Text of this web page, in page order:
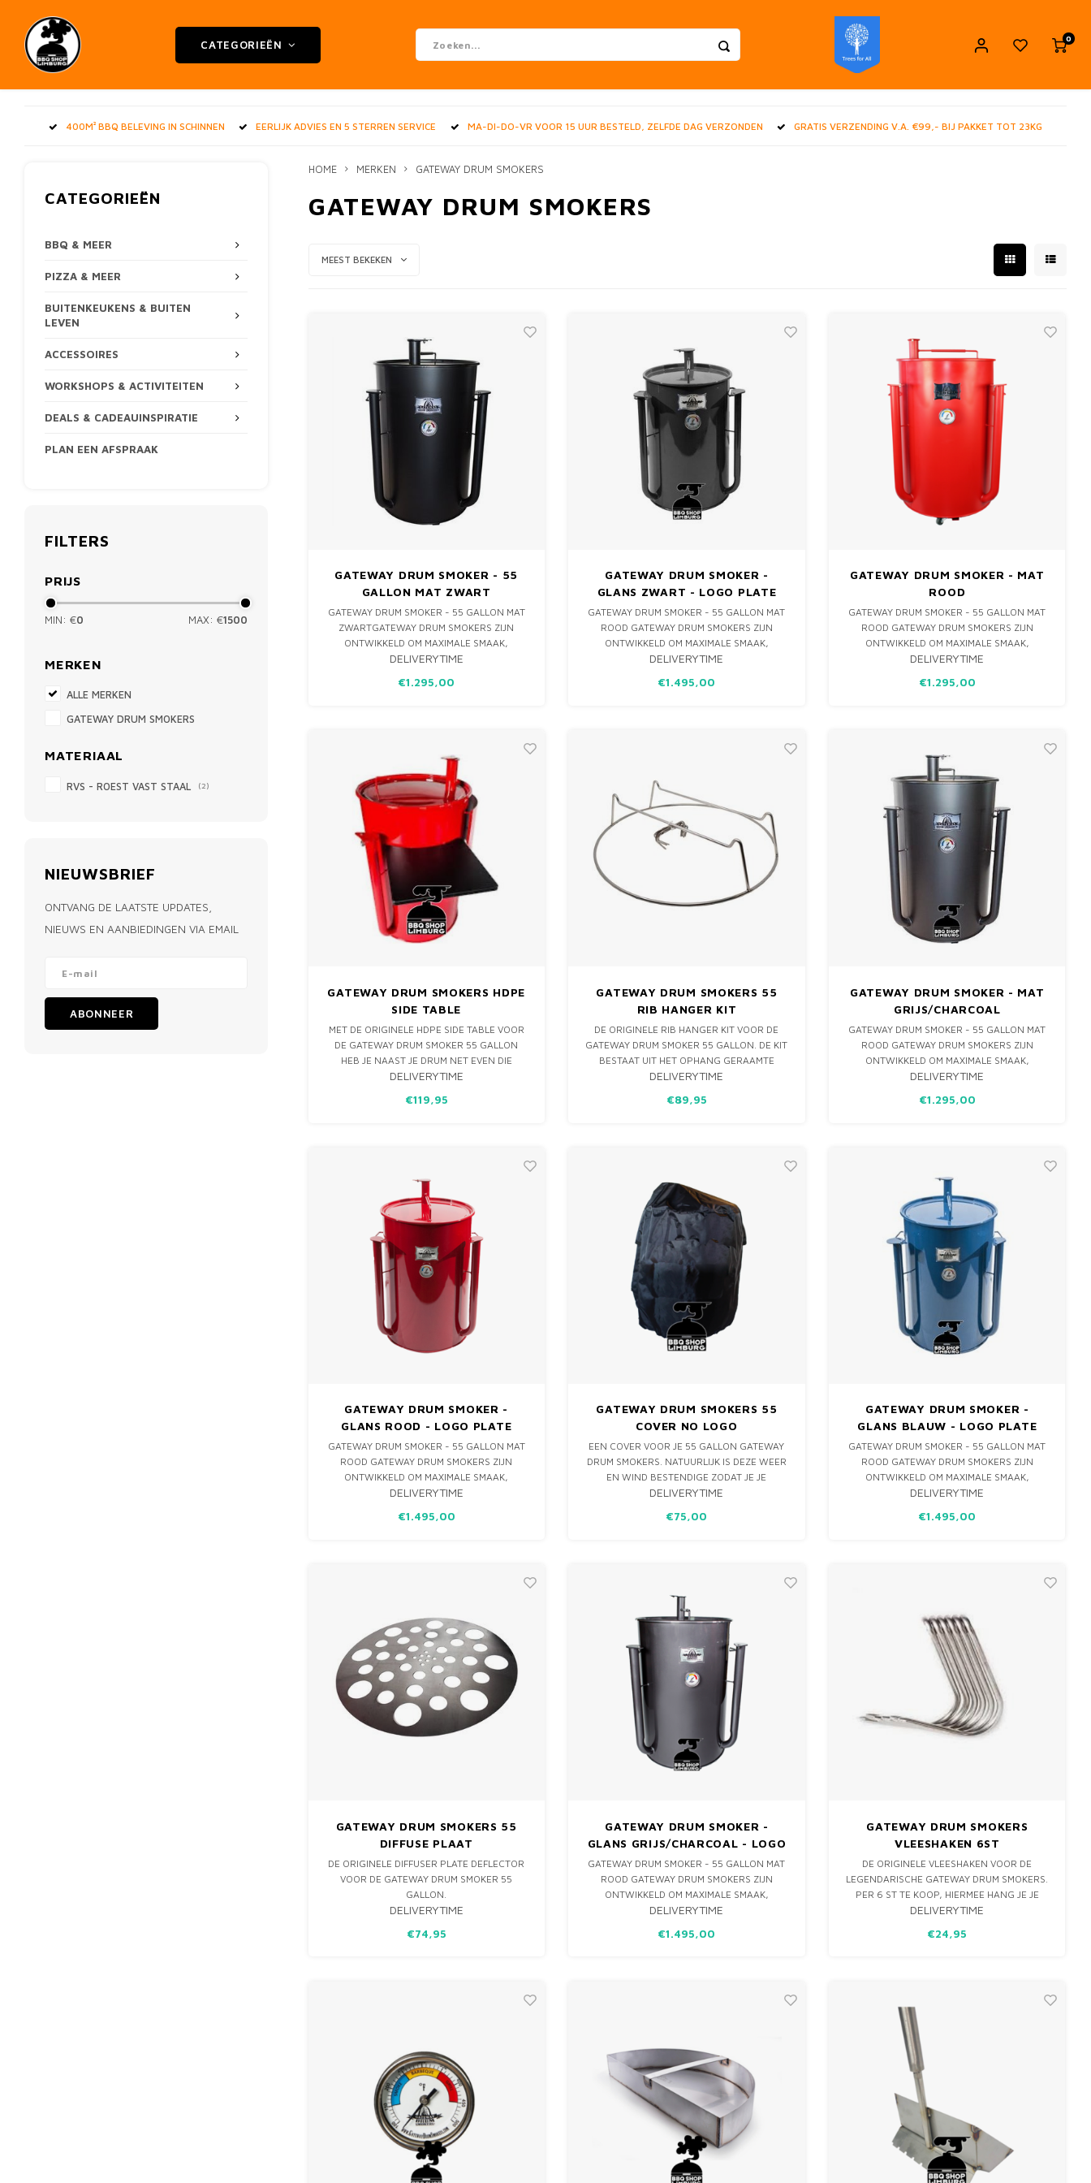
CATEGORIEËN
0
400M² BBQ BELEVING IN SCHINNEN EERLIJK ADVIES EN 5 STERREN SERVICE MA-DI-DO-VR VOOR 15 UUR BESTELD, ZELFDE DAG VERZONDEN GRATIS VERZENDING V.A. €99,- BIJ PAKKET TOT 23KG
CATEGORIEËN
BBQ & MEER
PIZZA & MEER
BUITENKEUKENS & BUITEN
LEVEN
ACCESSOIRES
WORKSHOPS & ACTIVITEITEN
DEALS & CADEAUINSPIRATIE
PLAN EEN AFSPRAAK
FILTERS
PRIJS
MIN: €0 MAX: €1500
MERKEN
ALLE MERKEN
GATEWAY DRUM SMOKERS
MATERIAAL
RVS - ROEST VAST STAAL (2)
NIEUWSBRIEF
ONTVANG DE LAATSTE UPDATES,
NIEUWS EN AANBIEDINGEN VIA EMAIL
ABONNEER
HOME MERKEN GATEWAY DRUM SMOKERS
GATEWAY DRUM SMOKERS
MEEST BEKEKEN
GATEWAY DRUM SMOKER - 55
GALLON MAT ZWART
GATEWAY DRUM SMOKER - 55 GALLON MAT
ZWARTGATEWAY DRUM SMOKERS ZIJN
ONTWIKKELD OM MAXIMALE SMAAK,
SAPPIGHEID & MALSHEID TE HALEN UIT JE
ONOVERTROFFEN ONTWERP VAN DE
DELIVERYTIME
€1.295,00
GATEWAY DRUM SMOKER -
GLANS ZWART - LOGO PLATE
GATEWAY DRUM SMOKER - 55 GALLON MAT
ROOD GATEWAY DRUM SMOKERS ZIJN
ONTWIKKELD OM MAXIMALE SMAAK,
SAPPIGHEID & MALSHEID TE HALEN UIT JE
ONOVERTROFFEN ONTWERP VAN DE
DELIVERYTIME
€1.495,00
GATEWAY DRUM SMOKER - MAT
ROOD
GATEWAY DRUM SMOKER - 55 GALLON MAT
ROOD GATEWAY DRUM SMOKERS ZIJN
ONTWIKKELD OM MAXIMALE SMAAK,
SAPPIGHEID & MALSHEID TE HALEN UIT JE
ONOVERTROFFEN ONTWERP VAN DE
DELIVERYTIME
€1.295,00
GATEWAY DRUM SMOKERS HDPE
SIDE TABLE
MET DE ORIGINELE HDPE SIDE TABLE VOOR
DE GATEWAY DRUM SMOKER 55 GALLON
HEB JE NAAST JE DRUM NET EVEN DIE
AFZETRUIMTE VOOR JE THERMOMETERS,
DELIVERYTIME
€119,95
GATEWAY DRUM SMOKERS 55
RIB HANGER KIT
DE ORIGINELE RIB HANGER KIT VOOR DE
GATEWAY DRUM SMOKER 55 GALLON. DE KIT
BESTAAT UIT HET OPHANG GERAAMTE
WAAR JE IN TWEE RIJEN RIBBEN, MAAR OOK
AAN OP KUNT HANGEN. NATUURLIJK
DELIVERYTIME
€89,95
GATEWAY DRUM SMOKER - MAT
GRIJS/CHARCOAL
GATEWAY DRUM SMOKER - 55 GALLON MAT
ROOD GATEWAY DRUM SMOKERS ZIJN
ONTWIKKELD OM MAXIMALE SMAAK,
SAPPIGHEID & MALSHEID TE HALEN UIT JE
ONOVERTROFFEN ONTWERP VAN DE
DELIVERYTIME
€1.295,00
GATEWAY DRUM SMOKER -
GLANS ROOD - LOGO PLATE
GATEWAY DRUM SMOKER - 55 GALLON MAT
ROOD GATEWAY DRUM SMOKERS ZIJN
ONTWIKKELD OM MAXIMALE SMAAK,
SAPPIGHEID & MALSHEID TE HALEN UIT JE
ONOVERTROFFEN ONTWERP VAN DE
DELIVERYTIME
€1.495,00
GATEWAY DRUM SMOKERS 55
COVER NO LOGO
EEN COVER VOOR JE 55 GALLON GATEWAY
DRUM SMOKERS. NATUURLIJK IS DEZE WEER
EN WIND BESTENDIGE ZODAT JE JE
GATEWAY DRUM SMOKER GEWOON BUITEN
DELIVERYTIME
€75,00
GATEWAY DRUM SMOKER -
GLANS BLAUW - LOGO PLATE
GATEWAY DRUM SMOKER - 55 GALLON MAT
ROOD GATEWAY DRUM SMOKERS ZIJN
ONTWIKKELD OM MAXIMALE SMAAK,
SAPPIGHEID & MALSHEID TE HALEN UIT JE
ONOVERTROFFEN ONTWERP VAN DE
DELIVERYTIME
€1.495,00
GATEWAY DRUM SMOKERS 55
DIFFUSE PLAAT
DE ORIGINELE DIFFUSER PLATE DEFLECTOR
VOOR DE GATEWAY DRUM SMOKER 55
GALLON.
DELIVERYTIME
€74,95
GATEWAY DRUM SMOKER -
GLANS GRIJS/CHARCOAL - LOGO
PLATE
GATEWAY DRUM SMOKER - 55 GALLON MAT
ROOD GATEWAY DRUM SMOKERS ZIJN
ONTWIKKELD OM MAXIMALE SMAAK,
SAPPIGHEID & MALSHEID TE HALEN UIT JE
ONOVERTROFFEN ONTWERP VAN DE
DELIVERYTIME
€1.495,00
GATEWAY DRUM SMOKERS
VLEESHAKEN 6ST
DE ORIGINELE VLEESHAKEN VOOR DE
LEGENDARISCHE GATEWAY DRUM SMOKERS.
PER 6 ST TE KOOP, HIERMEE HANG JE JE
DRUMSMOKER VOL MET RIBBEN OF ANDERE
DELIVERYTIME
€24,95